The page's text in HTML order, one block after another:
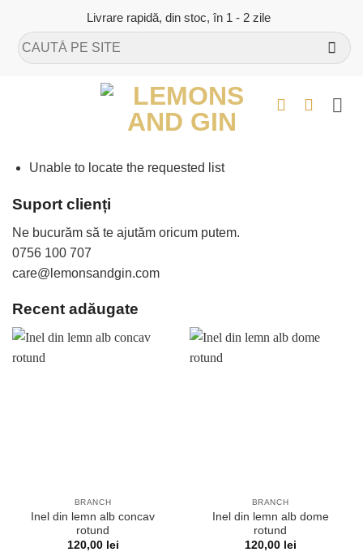
content
Livrare rapidă, din stoc, în 1 - 2 zile
Caută
după:
Unable to locate the requested list
Suport clienți
Ne bucurăm să te ajutăm oricum putem.
0756 100 707
care@lemonsandgin.com
Recent adăugate
BRANCH
Inel din lemn alb concav
rotund
120,00 lei
BRANCH
Inel din lemn alb dome
rotund
120,00 lei